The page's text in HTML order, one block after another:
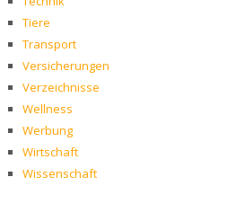
Tiere
Transport
Versicherungen
Verzeichnisse
Wellness
Werbung
Wirtschaft
Wissenschaft